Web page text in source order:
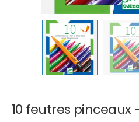
10 feutres pinceaux